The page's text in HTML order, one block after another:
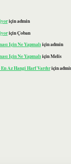
içinadmin
içinÇoban
Için Ne Yapmalıiçinadmin
Için Ne YapmalıiçinMelis
Az Hangi Harf Vardıriçin